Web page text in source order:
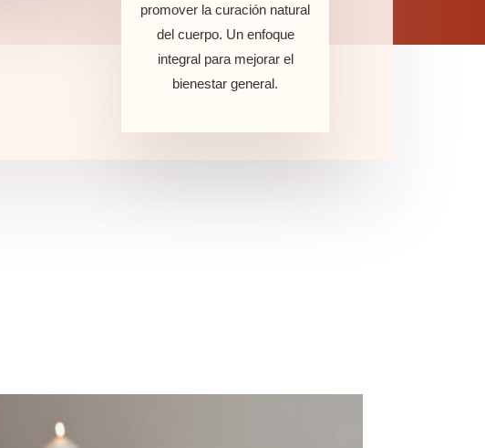
promover la curación natural
del cuerpo. Un enfoque
integral para mejorar el
bienestar general.